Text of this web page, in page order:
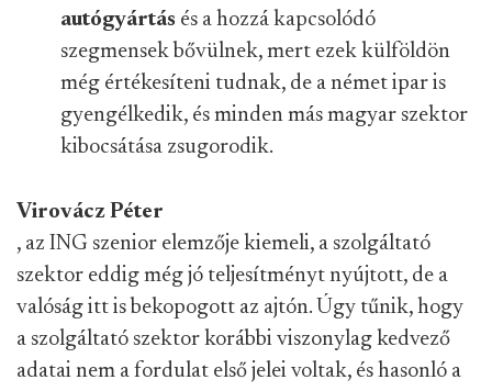
autógyártás és a hozzá kapcsolódó
szegmensek bővülnek, mert ezek külföldön
még értékesíteni tudnak, de a német ipar is
gyengélkedik, és minden más magyar szektor
kibocsátása zsugorodik.
Virovácz Péter
, az ING szenior elemzője kiemeli, a szolgáltató
szektor eddig még jó teljesítményt nyújtott, de a
valóság itt is bekopogott az ajtón. Úgy tűnik, hogy
a szolgáltató szektor korábbi viszonylag kedvező
adatai nem a fordulat első jelei voltak, és hasonló a